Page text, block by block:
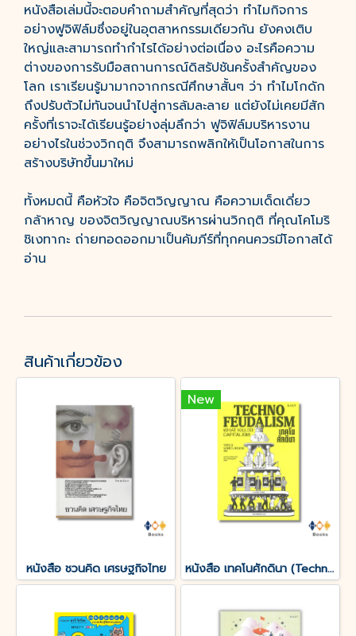
หนังสือเล่มนี้จะตอบคำถามสำคัญที่สุดว่า ทำไมกิจการ
อย่างฟูจิฟิล์มซึ่งอยู่ในอุตสาหกรรมเดียวกัน ยังคงเติบ
ใหญ่และสามารถทำกำไรได้อย่างต่อเนื่อง อะไรคือความ
ต่างของการรับมือสถานการณ์ดิสรัปชันครั้งสำคัญของ
โลก เราเรียนรู้มามากจากกรณีศึกษาสั้นๆ ว่า ทำไมโกดัก
ถึงปรับตัวไม่ทันจนนำไปสู่การล้มละลาย แต่ยังไม่เคยมีสัก
ครั้งที่เราจะได้เรียนรู้อย่างลุ่มลึกว่า ฟูจิฟิล์มบริหารงาน
อย่างไรในช่วงวิกฤติ จึงสามารถพลิกให้เป็นโอกาสในการ
สร้างบริษัทขึ้นมาใหม่
ทั้งหมดนี้ คือหัวใจ คือจิตวิญญาณ คือความเด็ดเดี่ยว
กล้าหาญ ของจิตวิญญาณบริหารผ่านวิกฤติ ที่คุณโคโมริ
ชิเงทากะ ถ่ายทอดออกมาเป็นคัมภีร์ที่ทุกคนควรมีโอกาสได้
อ่าน
สินค้าเกี่ยวข้อง
หนังสือ ชวนคิด เศรษฐกิจไทย
New
หนังสือ เทคโนศักดินา (Technofeudalism)